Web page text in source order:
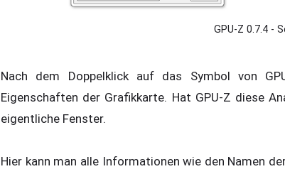
GPU-Z 0.7.4 -
Nach dem Doppelklick auf das Symbol von
Eigenschaften der Grafikkarte. Hat GPU-Z diese
eigentliche Fenster.
Hier kann man alle Informationen wie den Namen